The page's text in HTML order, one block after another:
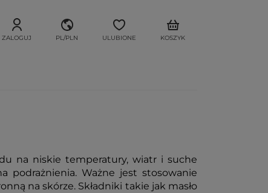
ZALOGUJ PL/PLN ULUBIONE KOSZYK
na niskie temperatury, wiatr i suche
podrażnienia. Ważne jest stosowanie
na skórze. Składniki takie jak masło